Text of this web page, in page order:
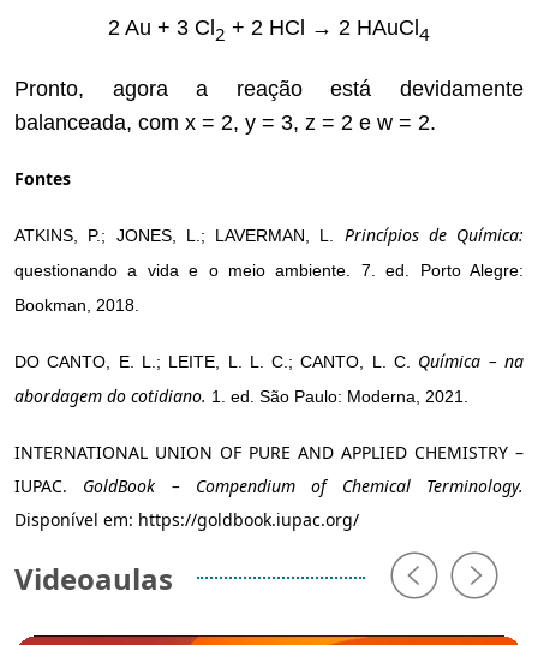
2 Au + 3 Cl2 + 2 HCl → 2 HAuCl4
Pronto, agora a reação está devidamente
balanceada, com x = 2, y = 3, z = 2 e w = 2.
Fontes
ATKINS, P.; JONES, L.; LAVERMAN, L. Princípios de Química:
questionando a vida e o meio ambiente. 7. ed. Porto Alegre:
Bookman, 2018.
DO CANTO, E. L.; LEITE, L. L. C.; CANTO, L. C. Química – na
abordagem do cotidiano. 1. ed. São Paulo: Moderna, 2021.
INTERNATIONAL UNION OF PURE AND APPLIED CHEMISTRY –
IUPAC. GoldBook – Compendium of Chemical Terminology.
Disponível em: https://goldbook.iupac.org/
Videoaulas